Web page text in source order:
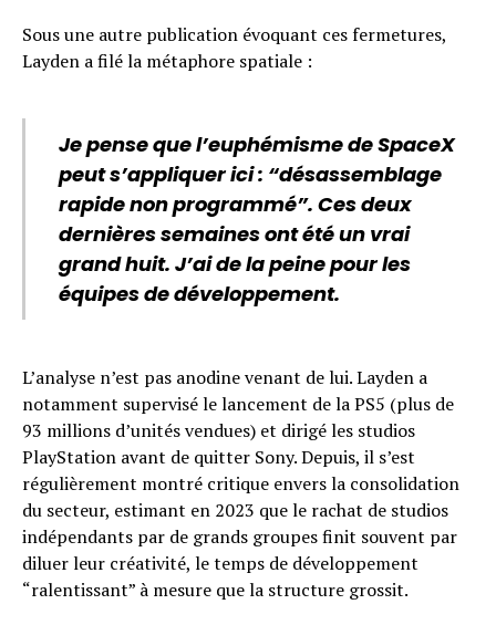
Sous une autre publication évoquant ces fermetures,
Layden a filé la métaphore spatiale :
Je pense que l’euphémisme de SpaceX
peut s’appliquer ici : “désassemblage
rapide non programmé”. Ces deux
dernières semaines ont été un vrai
grand huit. J’ai de la peine pour les
équipes de développement.
L’analyse n’est pas anodine venant de lui. Layden a
notamment supervisé le lancement de la PS5 (plus de
93 millions d’unités vendues) et dirigé les studios
PlayStation avant de quitter Sony. Depuis, il s’est
régulièrement montré critique envers la consolidation
du secteur, estimant en 2023 que le rachat de studios
indépendants par de grands groupes finit souvent par
diluer leur créativité, le temps de développement
“ralentissant” à mesure que la structure grossit.